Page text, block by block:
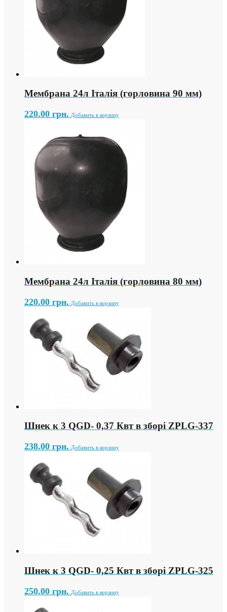
Мембрана 24л Італія (горловина 90 мм)
220.00 грн. Добавить в корзину
Мембрана 24л Італія (горловина 80 мм)
220.00 грн. Добавить в корзину
Шнек к 3 QGD- 0,37 Квт в зборі ZPLG-337
238.00 грн. Добавить в корзину
Шнек к 3 QGD- 0,25 Квт в зборі ZPLG-325
250.00 грн. Добавить в корзину